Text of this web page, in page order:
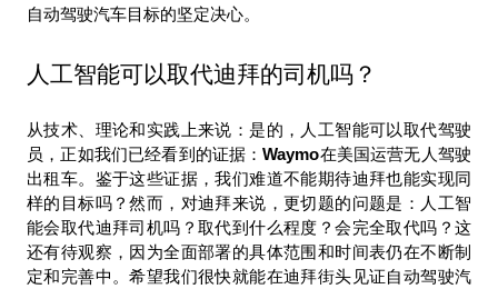
自动驾驶汽车目标的坚定决心。
人工智能可以取代迪拜的司机吗？
从技术、理论和实践上来说：是的，人工智能可以取代驾驶
员，正如我们已经看到的证据：Waymo在美国运营无人驾驶
出租车。鉴于这些证据，我们难道不能期待迪拜也能实现同
样的目标吗？然而，对迪拜来说，更切题的问题是：人工智
能会取代迪拜司机吗？取代到什么程度？会完全取代吗？这
还有待观察，因为全面部署的具体范围和时间表仍在不断制
定和完善中。希望我们很快就能在迪拜街头见证自动驾驶汽